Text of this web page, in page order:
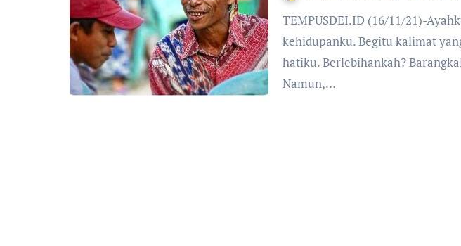
TEMPUSDEI.ID (16/11/21)-Ayahku adalah mahaguru
kehidupanku. Begitu kalimat
hatiku. Berlebihankah?
Namun,…